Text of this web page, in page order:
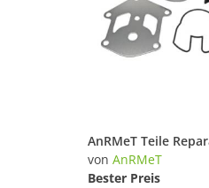
von AnRMeT
Bester Preis